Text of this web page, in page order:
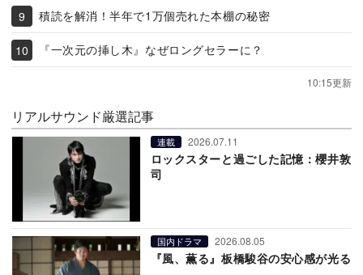
積読を解消！半年で1万個売れた本棚の秘密
『一次元の挿し木』なぜロングセラーに？
10:15更新
リアルサウンド厳選記事
連載 2026.07.11
ロックスターと過ごした記憶：櫻井敦
司
国内ドラマ 2026.08.05
『風、薫る』板橋駿谷の安心感が光る